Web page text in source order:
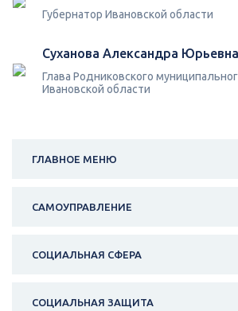
Губернатор Ивановской области
Суханова Александра Юрьевна
Глава Родниковского
Ивановской области
ГЛАВНОЕ МЕНЮ
САМОУПРАВЛЕНИЕ
СОЦИАЛЬНАЯ СФЕРА
СОЦИАЛЬНАЯ ЗАЩИТА